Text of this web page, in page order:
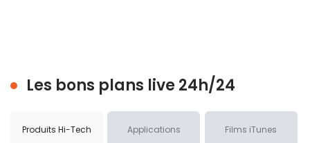
Les bons plans live 24h/24
Produits Hi-Tech Applications Films iTunes